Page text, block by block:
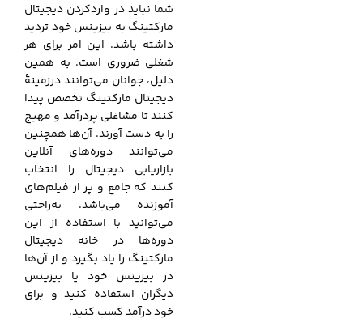
شما نباید در واردکردن دیجیتال
مارکتینگ به بیزینس خود تردید
داشته باشد. این امر برای هر
شغلی ضروری است. به همین
دلیل، جوانان می‌توانند درزمینهٔ
دیجیتال مارکتینگ تخصص پیدا
کنند تا مشاغلی پردرآمد و مهیج
را به دست آورند. آن‌ها همچنین
می‌توانند دوره‌های آنلاین
بازاریابی دیجیتال را انتخاب
کنند که جامع و پر از فیلم‌های
آموزنده می‌باشد. به‌راحتی
می‌توانید با استفاده از این
دوره‌ها در خانه دیجیتال
مارکتینگ را یاد بگیرد و از آن‌ها
در بیزینس خود یا بیزینس
دیگران استفاده کنید و برای
خود درآمد کسب کنید.